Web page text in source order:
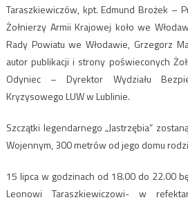
Taraszkiewiczów, kpt. Edmund Brożek –
Żołnierzy Armii Krajowej koło we
Rady Powiatu we Włodawie, Grzegorz
autor publikacji i strony poświeconych
Odyniec – Dyrektor Wydziału
Kryzysowego LUW w Lublinie.
Szczątki legendarnego „Jastrzębia”
Wojennym, 300 metrów od jego domu
15 lipca w godzinach od 18.00 do 22.00
Leonowi Taraszkiewiczowi- w